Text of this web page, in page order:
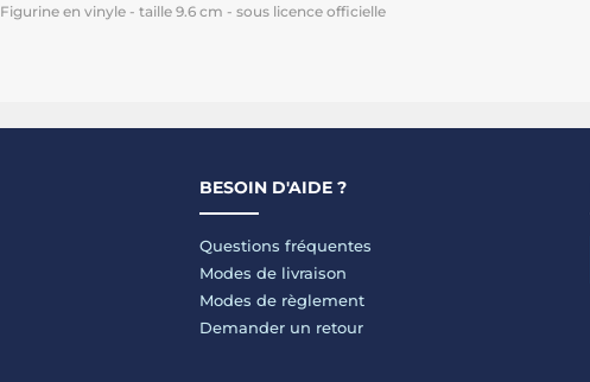
Figurine en vinyle - taille 9.6 cm - sous licence officielle
BESOIN D'AIDE ?
Questions fréquentes
Modes de livraison
Modes de règlement
Demander un retour